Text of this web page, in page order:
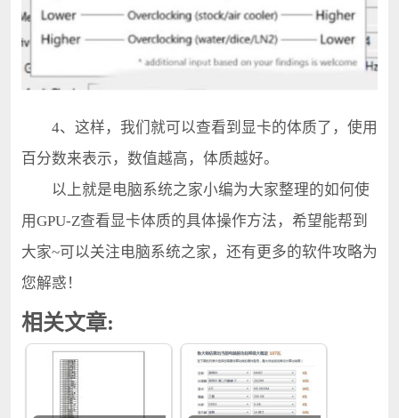
4、这样，我们就可以查看到显卡的体质了，使用
百分数来表示，数值越高，体质越好。
以上就是电脑系统之家小编为大家整理的如何使
用GPU-Z查看显卡体质的具体操作方法，希望能帮到
大家~可以关注电脑系统之家，还有更多的软件攻略为
您解惑！
相关文章: